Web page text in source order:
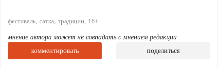
фестиваль сатка традиции 16+
мнение автора может не совпадать с мнением редакции
комментировать
поделиться